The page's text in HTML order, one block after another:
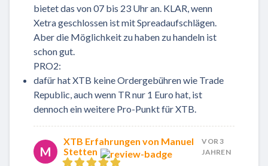
bietet das von 07 bis 23 Uhr an. KLAR, wenn
Xetra geschlossen ist mit Spreadaufschlägen.
Aber die Möglichkeit zu haben zu handeln ist
schon gut.
PRO2:
dafür hat XTB keine Ordergebühren wie Trade
Republic, auch wenn TR nur 1 Euro hat, ist
dennoch ein weitere Pro-Punkt für XTB.
M
XTB Erfahrungen von Manuel
Stetten
VOR 3
JAHREN